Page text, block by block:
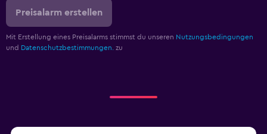
Preisalarm erstellen
Mit Erstellung eines Preisalarms stimmst du unseren Nutzungsbedingungen
und Datenschutzbestimmungen. zu